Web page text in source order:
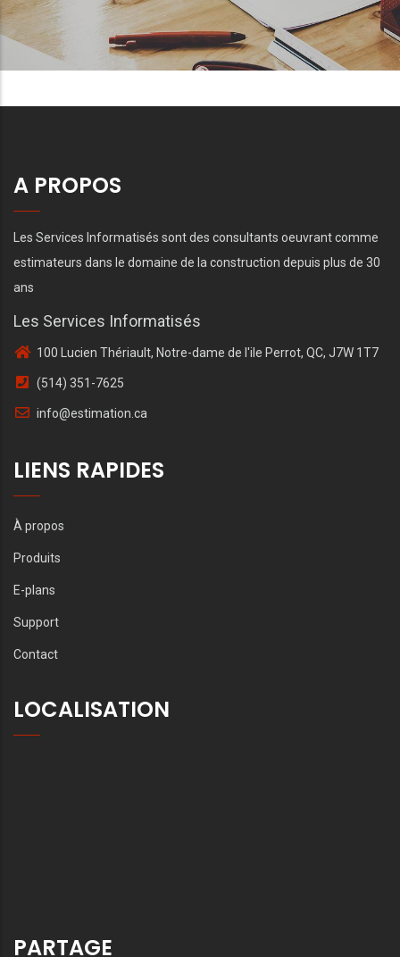
A PROPOS
Les Services Informatisés sont des consultants oeuvrant comme
estimateurs dans le domaine de la construction depuis plus de 30
ans
Les Services Informatisés
100 Lucien Thériault, Notre-dame de l'ile Perrot, QC, J7W 1T7
(514) 351-7625
info@estimation.ca
LIENS RAPIDES
À propos
Produits
E-plans
Support
Contact
LOCALISATION
PARTAGE